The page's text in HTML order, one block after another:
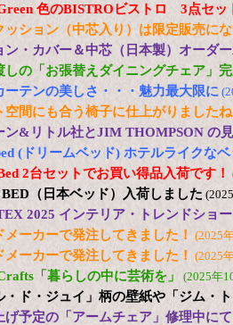
色のBISTROビストロ 3点セッ
ッション（中芯入り）は限定販売に
ン・カバー＆中芯（日本製）オーダ
しの「お張替えダイニングチェア」
ーテンの美しさ・・・魅力最大限に
空間にも合う椅子に仕上がりましたね
ン&リトル社とJIM THOMPSON の
(ドリームベッド) ホテルライクな
2台セットでお買い得品入荷です！
（日本ベッド）入荷しました
2025 インテリア・トレンドショー
ーカーで発注してきました！ (2025
ーカーで発注してきました！ (2025
「暮らしの中に芸術を」 (2025年
・ド・ジュイ」柄の壁紙や「ジム・
げ予定の「アームチェア」修理中にて